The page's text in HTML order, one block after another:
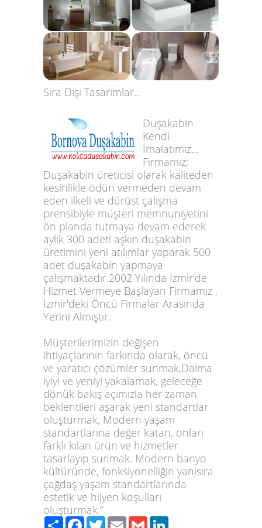
Sıra Dışı Tasarımlar...
Duşakabin
Kendi
İmalatımız...
Firmamız;
Duşakabin üreticisi olarak kaliteden
kesinlikle ödün vermeden devam
eden ilkeli ve dürüst çalışma
prensibiyle müşteri memnuniyetini
ön planda tutmaya devam ederek
aylık 300 adeti aşkın duşakabin
üretimini yeni atılımlar yaparak 500
adet duşakabin yapmaya
çalışmaktadır.2002 Yılında İzmir'de
Hizmet Vermeye Başlayan Firmamız ,
İzmir'deki Öncü Firmalar Arasında
Yerini Almıştır.
Müşterilerimizin değişen
ihtiyaçlarının farkında olarak, öncü
ve yaratıcı çözümler sunmak,Daima
iyiyi ve yeniyi yakalamak, geleceğe
dönük bakış açımızla her zaman
beklentileri aşarak yeni standartlar
oluşturmak, Modern yaşam
standartlarına değer katan, onları
farklı kılan ürün ve hizmetler
tasarlayıp sunmak. Modern banyo
kültüründe, fonksiyonelliğin yanısıra
çağdaş yaşam standartlarında
estetik ve hijyen koşulları
oluşturmak.”
PaylaşFacebook
TwitterEmailGmail